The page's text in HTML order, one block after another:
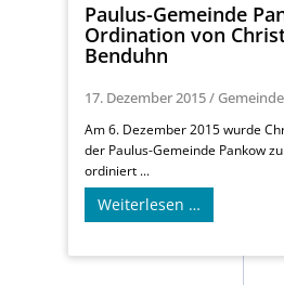
Paulus-Gemeinde
Ordination von
Benduhn
17. Dezember 2015/
Am 6. Dezember 2015 wurde
der Paulus-Gemeinde Pankow
ordiniert ...
Weiterlesen …